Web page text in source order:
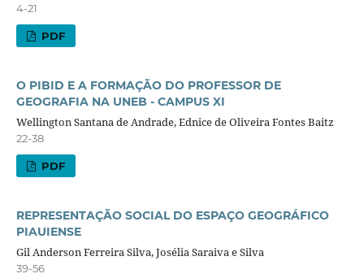
4-21
PDF
O PIBID E A FORMAÇÃO DO PROFESSOR DE
GEOGRAFIA NA UNEB - CAMPUS XI
Wellington Santana de Andrade, Ednice de Oliveira Fontes Baitz
22-38
PDF
REPRESENTAÇÃO SOCIAL DO ESPAÇO GEOGRÁFICO
PIAUIENSE
Gil Anderson Ferreira Silva, Josélia Saraiva e Silva
39-56